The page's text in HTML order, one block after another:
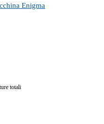
Enigma
totali